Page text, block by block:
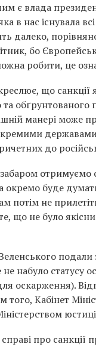
є влада
в нас існувала
далеко,
бо
робити, це
що санкції
обґрунтованого
манері може
до
отримуємо
окремо буде
потім не
що не було
набуло статусу
оскарження).
того, Кабінет
про